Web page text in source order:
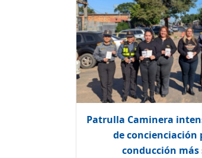
Patrulla Caminera
de concienciación
conducción más